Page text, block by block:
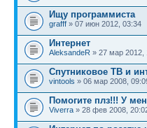
Ищу программиста
grafff » 07 июн 2012, 03:34
Интернет
AleksandeR » 27 мар 2012,
Спутниковое ТВ и
vintools » 06 мар 2008,
Помогите плз!!! У
Viverra » 28 фев 2008,